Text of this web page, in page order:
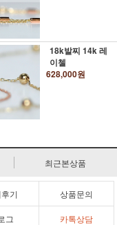
18k발찌 14k 레
이첼
628,000원
최근본상품
기 상품문의
그 카톡상담